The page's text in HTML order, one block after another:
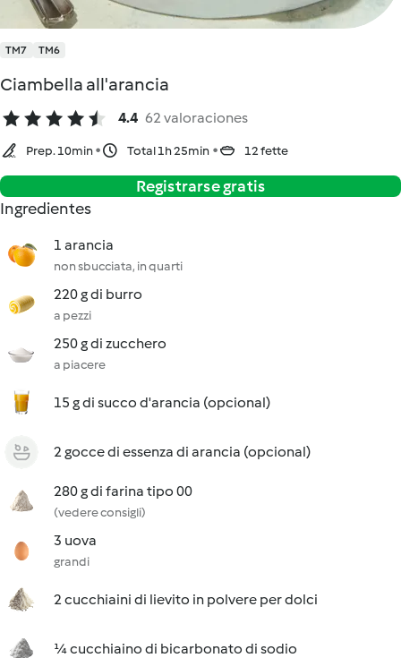
TM7 TM6
Ciambella all'arancia
4.4 62 valoraciones
Prep. 10min Total 1h 25min 12 fette
Registrarse gratis
Ingredientes
1 arancia
non sbucciata, in quarti
220 g di burro
a pezzi
250 g di zucchero
a piacere
15 g di succo d'arancia (opcional)
2 gocce di essenza di arancia (opcional)
280 g di farina tipo 00
(vedere consigli)
3 uova
grandi
2 cucchiaini di lievito in polvere per dolci
¼ cucchiaino di bicarbonato di sodio